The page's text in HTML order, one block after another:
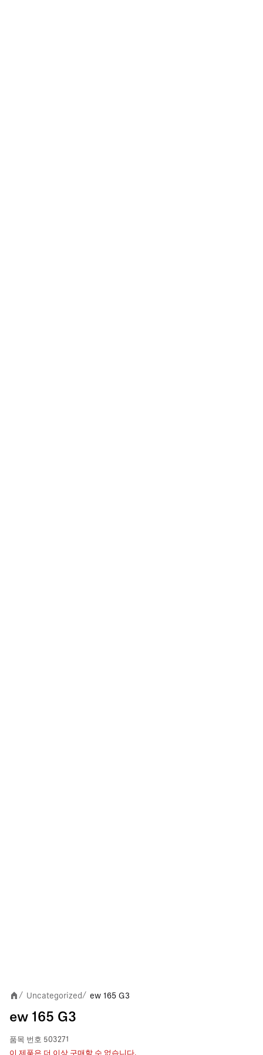
/ Uncategorized/ ew 165 G3
ew 165 G3
품목 번호 503271
이 제품은 더 이상 구매할 수 없습니다.